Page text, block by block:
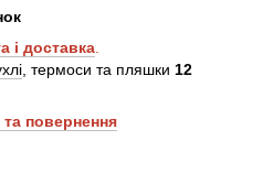
і доставка.
, термоси та пляшки 12
повернення